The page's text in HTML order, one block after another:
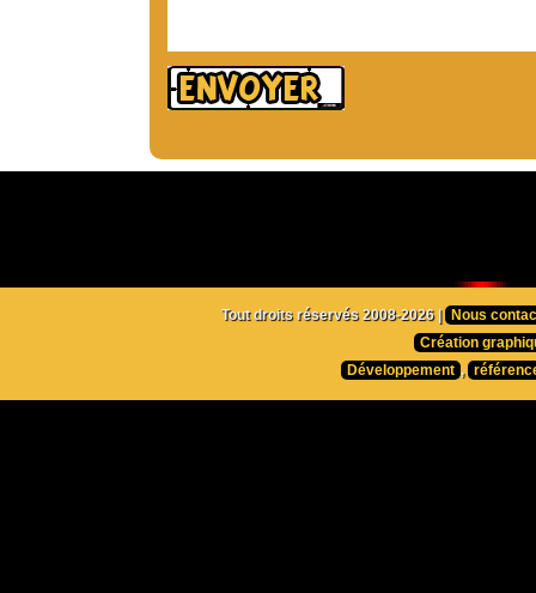
Tout droits réservés 2008-2026 | Nous
Création
Développement ,